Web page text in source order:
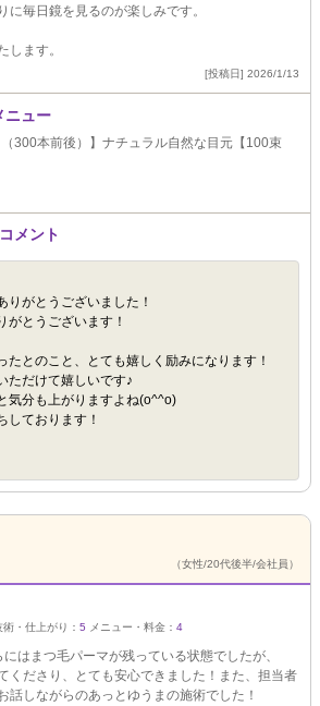
に毎日鏡を見るのが楽しみです。
します。
[投稿日] 2026/1/13
ニュー
（300本前後）】ナチュラル自然な目元【100束
メント
りがとうございました！
がとうございます！
たとのこと、とても嬉しく励みになります！
ただけて嬉しいです♪
気分も上がりますよね(o^^o)
しております！
（女性/20代後半/会社員）
術・仕上がり： 5 メニュー・料金： 4
はまつ毛パーマが残っている状態でしたが、
くださり、とても安心できました！また、担当者
話しながらのあっとゆうまの施術でした！